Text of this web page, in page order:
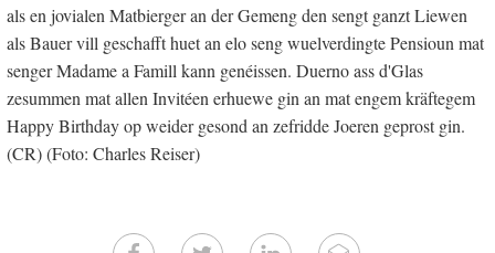
als en jovialen Matbierger an der Gemeng den sengt ganzt Liewen
als Bauer vill geschafft huet an elo seng wuelverdingte Pensioun mat
senger Madame a Famill kann genéissen. Duerno ass d'Glas
zesummen mat allen Invitéen erhuewe gin an mat engem kräftegem
Happy Birthday op weider gesond an zefridde Joeren geprost gin.
(CR) (Foto: Charles Reiser)